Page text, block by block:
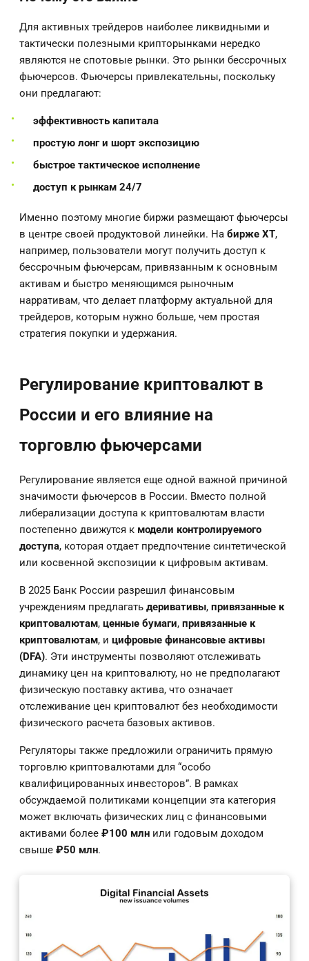
Для активных трейдеров наиболее ликвидными и
тактически полезными крипторынками нередко
являются не спотовые рынки. Это рынки бессрочных
фьючерсов. Фьючерсы привлекательны, поскольку
они предлагают:
эффективность капитала
простую лонг и шорт экспозицию
быстрое тактическое исполнение
доступ к рынкам 24/7
Именно поэтому многие биржи размещают фьючерсы
в центре своей продуктовой линейки. На бирже XT,
например, пользователи могут получить доступ к
бессрочным фьючерсам, привязанным к основным
активам и быстро меняющимся рыночным
нарративам, что делает платформу актуальной для
трейдеров, которым нужно больше, чем простая
стратегия покупки и удержания.
Регулирование криптовалют в
России и его влияние на
торговлю фьючерсами
Регулирование является еще одной важной причиной
значимости фьючерсов в России. Вместо полной
либерализации доступа к криптовалютам власти
постепенно движутся к модели контролируемого
доступа, которая отдает предпочтение синтетической
или косвенной экспозиции к цифровым активам.
В 2025 Банк России разрешил финансовым
учреждениям предлагать деривативы, привязанные к
криптовалютам, ценные бумаги, привязанные к
криптовалютам, и цифровые финансовые активы
(DFA). Эти инструменты позволяют отслеживать
динамику цен на криптовалюту, но не предполагают
физическую поставку актива, что означает
отслеживание цен криптовалют без необходимости
физического расчета базовых активов.
Регуляторы также предложили ограничить прямую
торговлю криптовалютами для “особо
квалифицированных инвесторов”. В рамках
обсуждаемой политиками концепции эта категория
может включать физических лиц с финансовыми
активами более ₽100 млн или годовым доходом
свыше ₽50 млн.